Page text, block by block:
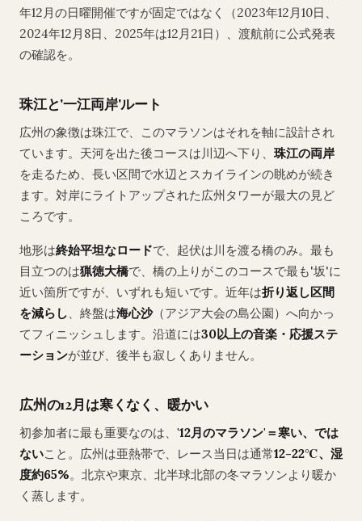
年12月の日曜開催ですが固定ではなく（2023年12月10日、
2024年12月8日、2025年は12月21日）、渡航前に公式発表
の確認を。
珠江と'一江両岸'ルート
広州の象徴は珠江で、このマラソンはそれを軸に設計され
ています。天河を出た後コースは川辺へ下り、 珠江の両岸
を走るため、長い区間で水辺とスカイラインの眺めが続き
ます。対岸にライトアップされた広州タワーが最大の見ど
ころです。
地形は終始平坦なロードで、起伏は川を渡る橋のみ。最も
目立つのは猟徳大橋で、橋の上りがこのコースで最も'坂'に
近い箇所ですが、いずれも短いです。近年は折り返し区間
を減らし、終盤は海心沙（アジア大会の島公園）へ向かっ
てフィニッシュします。沿道には30以上の音楽・応援ステ
ーションが並び、後半も寂しくありません。
広州の12月は寒くなく、暖かい
初参加者に最も重要なのは、 '12月のマラソン'＝寒い、では
ないこと。広州は亜熱帯で、レース当日は通常12-22℃、湿
度約65%。北京や東京、北半球北部の冬マラソンより暖か
く蒸します。